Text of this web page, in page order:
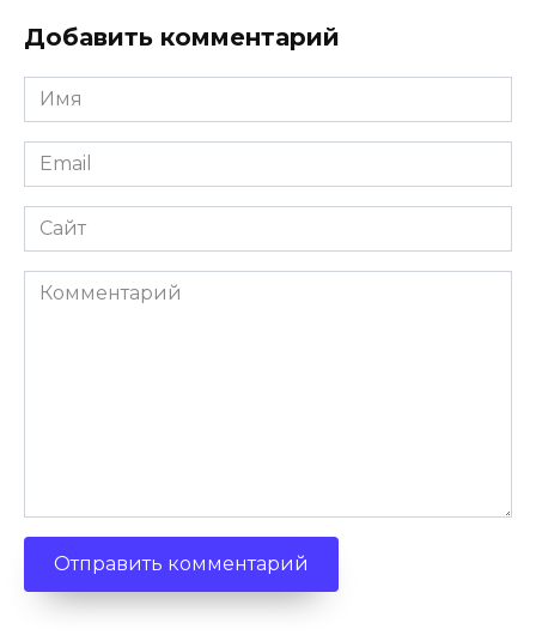
Добавить комментарий
Имя
Email
Сайт
Комментарий